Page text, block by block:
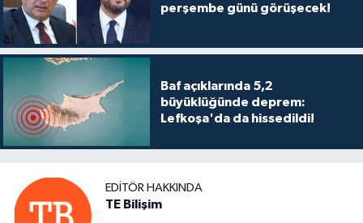
perşembe günü görüşecek!
Baf açıklarında 5,2
büyüklüğünde deprem:
Lefkoşa'da da hissedildi!
EDITÖR HAKKINDA
TE Bilişim